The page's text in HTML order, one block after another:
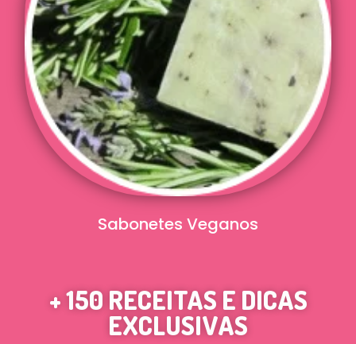
Sabonetes Veganos
+ 150 RECEITAS E DICAS
EXCLUSIVAS